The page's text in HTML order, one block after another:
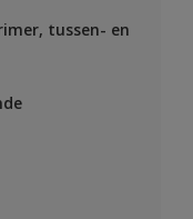
tussen- en